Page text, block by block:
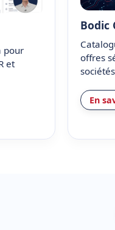
pour
et
Bodic
offres
En